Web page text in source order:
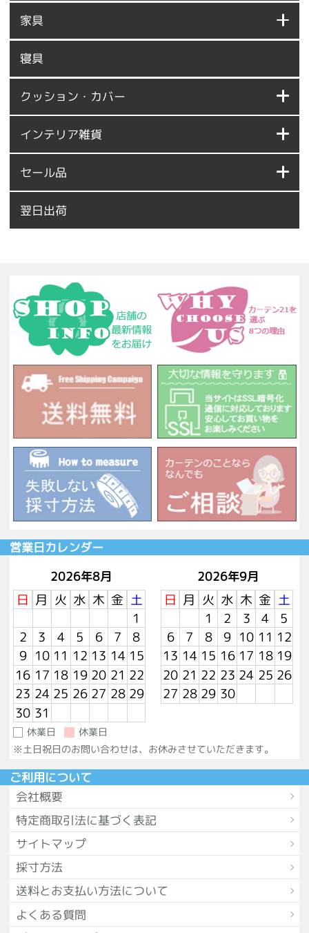
家具
寝具
クッション・カバー
インテリア雑貨
セール品
翌日出荷
営業日カレンダー
2026年8月
日 月 火 水 木 金 土
1
2
3 4 5 6 7
8
9 10 11 12 13 14 15
16 17 18 19 20 21 22
23 24 25 26 27 28 29
30 31
2026年9月
日 月 火 水 木 金 土
1
2 3 4
5
6
7 8 9 10 11 12
13 14 15 16 17 18 19
20 21 22 23 24 25 26
27 28 29 30
休業日
休業日
※土日祝日のお問い合わせは、お休みさせていただきます。
ご利用について
会社概要
特定商取引法に基づく表記
サイトマップ
採寸方法
送料とお支払い方法について
よくある質問